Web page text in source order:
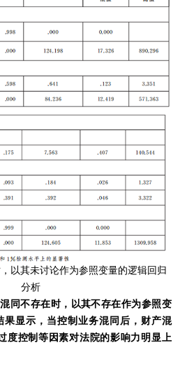
以其未讨论作为参照变量的逻辑回归
分析
同不存在时，以其不存在作为参照变
显示，当控制业务混同后，财产混
度控制等因素对法院的影响力明显上